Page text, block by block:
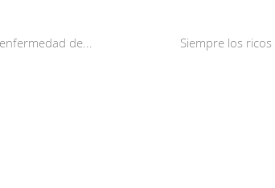
de... Siempre los